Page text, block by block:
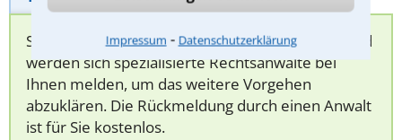
Impressum ⁃ Datenschutzerklärung
Sie können hier Ihren Fall schildern. Anschließend
werden sich spezialisierte Rechtsanwälte bei
Ihnen melden, um das weitere Vorgehen
abzuklären. Die Rückmeldung durch einen Anwalt
ist für Sie kostenlos.